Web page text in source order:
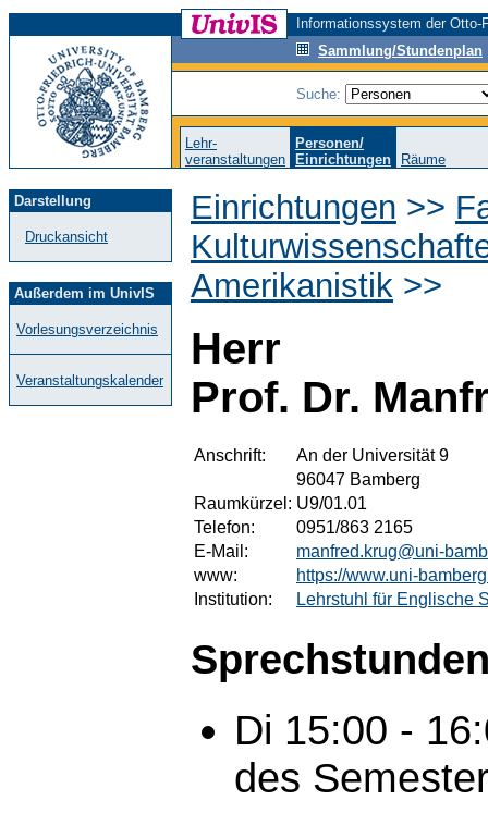
Informationssystem der
Sammlung/Stundenplan
Suche:
Lehr-
veranstaltungen
Personen/
Einrichtungen
Räume
Darstellung
Druckansicht
Außerdem im UnivIS
Vorlesungsverzeichnis
Veranstaltungskalender
Einrichtungen >>
Amerikanistik >>
Herr
Prof. Dr.
Anschrift:
An der Universität 9
96047 Bamberg
Raumkürzel: U9/01.01
Telefon:
0951/863 2165
E-Mail:
manfred.krug@uni-
www:
https://www.uni-
Institution:
Lehrstuhl für Englische
Di 15:00 -
des